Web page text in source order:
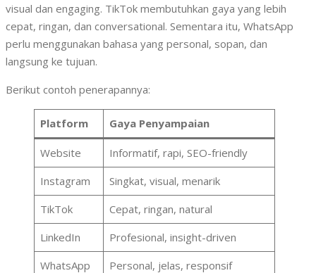
visual dan engaging. TikTok membutuhkan gaya yang lebih
cepat, ringan, dan conversational. Sementara itu, WhatsApp
perlu menggunakan bahasa yang personal, sopan, dan
langsung ke tujuan.
Berikut contoh penerapannya:
Platform Gaya Penyampaian
Website
Informatif, rapi, SEO-friendly
Instagram
Singkat, visual, menarik
TikTok
Cepat, ringan, natural
LinkedIn
Profesional, insight-driven
WhatsApp
Personal, jelas, responsif